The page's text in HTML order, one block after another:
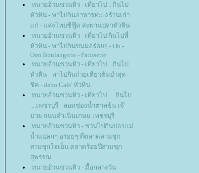
ทนายอ้วนชวนหิว - เที่ยวไป .. กินไป
หัวหิน - พาไปกินอาหารทะเลร้านเก่า
ก่ - แสงไทยซีฟู๊ด สะพานปลาหัวหิน
ทนายอ้วนชวนหิว - เที่ยวไป กินไปที่
หัวหิน - พาไปกินขนมอร่อยๆ - Ob -
Oon Boulangerie - Patisserie
ทนายอ้วนชวนหิว - เที่ยวไป .. กินไป
หัวหิน - พาไปกินก๋วยเตี๋ยวต้มยำสุด
ชิค - debo Cafe' หัวหิน
ทนายอ้วนชวนหิว - เที่ยวไป .... กินไป
....เพชรบุรี - ลอดช่องน้ำตาลข้น เจ๊
ม่วย ถนนดำเนินเกษม เพชรบุรี
ทนายอ้วนชวนหิว - ชวนไปกินปลาแม่
น้ำแปลกๆ อร่อยๆ ที่ตลาดสามชุก -
สามชุกใจเย็น ตลาดร้อยปีสามชุก
สุพรรณ
ทนายอ้วนชวนหิว - มื้อกลางวัน